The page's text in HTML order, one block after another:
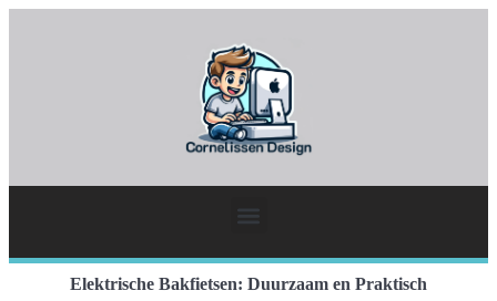
Elektrische Bakfietsen: Duurzaam en Praktisch